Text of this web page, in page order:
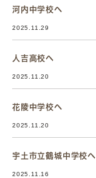
河内中学校へ
2025.11.29
人吉高校へ
2025.11.20
花陵中学校へ
2025.11.20
宇土市立鶴城中学校へ
2025.11.16